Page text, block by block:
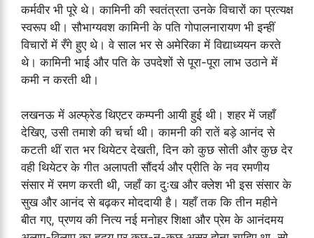
कर्मवीर भी पूरे थे। कामिनी की स्वतंत्रता उनके विचारों का प्रत्यक्ष
स्वरूप थी। सौभाग्यवश कामिनी के पति गोपालनारायण भी इन्हीं
विचारों में रँगे हुए थे। वे साल भर से अमेरिका में विद्याध्ययन करते
थे। कामिनी भाई और पति के उपदेशों से पूरा-पूरा लाभ उठाने में
कमी न करती थी।
लखनऊ में अल्फ्रेड थिएटर कम्पनी आयी हुई थी। शहर में जहाँ
देखिए, उसी तमाशे की चर्चा थी। कामनी की रातें बड़े आनंद से
कटती थीं रात भर थियेटर देखती, दिन को कुछ सोती और कुछ देर
वही थियेटर के गीत अलापती सौंदर्य और प्रीति के नव रमणीय
संसार में रमण करती थी, जहाँ का दुःख और क्लेश भी इस संसार के
सुख और आनंद से बढ़कर मोददायी है। यहाँ तक कि तीन महीने
बीत गए, प्रणय की नित्य नई मनोहर शिक्षा और प्रेम के आनंदमय